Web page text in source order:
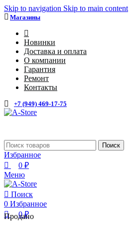
Skip to navigation Skip to main content
Магазины
Новинки
Доставка и оплата
О компании
Гарантия
Ремонт
Контакты
+7 (949) 469-17-75
Поиск
Избранное
0 ₽
Меню
Поиск
0 Избранное
0₽
Продано